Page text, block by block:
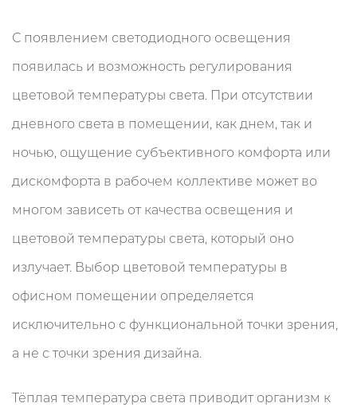
С появлением светодиодного освещения
появилась и возможность регулирования
цветовой температуры света. При отсутствии
дневного света в помещении, как днем, так и
ночью, ощущение субъективного комфорта или
дискомфорта в рабочем коллективе может во
многом зависеть от качества освещения и
цветовой температуры света, который оно
излучает. Выбор цветовой температуры в
офисном помещении определяется
исключительно с функциональной точки зрения,
а не с точки зрения дизайна.
Тёплая температура света приводит организм к